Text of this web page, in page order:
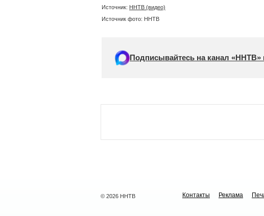
Источник: ННТВ (видео)
Источник фото: ННТВ
Подписывайтесь на канал «ННТВ»
© 2026 ННТВ Контакты Реклама